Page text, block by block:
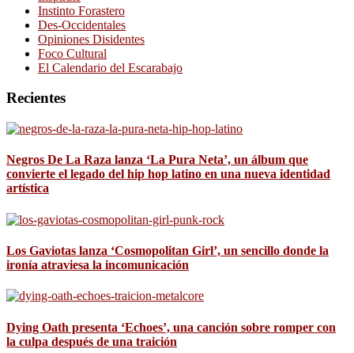
Instinto Forastero
Des-Occidentales
Opiniones Disidentes
Foco Cultural
El Calendario del Escarabajo
Recientes
Negros De La Raza lanza ‘La Pura Neta’, un álbum que
convierte el legado del hip hop latino en una nueva identidad
artística
Los Gaviotas lanza ‘Cosmopolitan Girl’, un sencillo donde la
ironía atraviesa la incomunicación
Dying Oath presenta ‘Echoes’, una canción sobre romper con
la culpa después de una traición